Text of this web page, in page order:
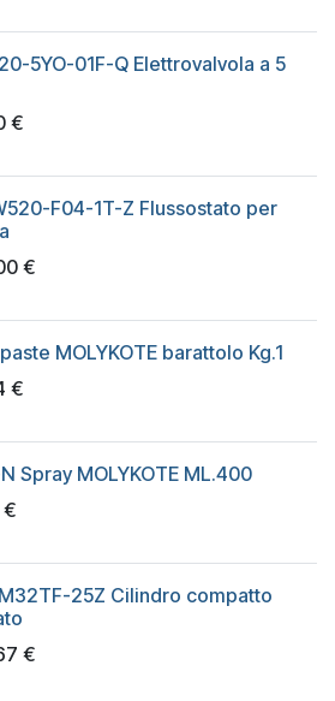
5YO-01F-Q Elettrovalvola a 5
€
F04-1T-Z Flussostato per
€
MOLYKOTE barattolo Kg.1
€
Spray MOLYKOTE ML.400
€
25Z Cilindro compatto
€